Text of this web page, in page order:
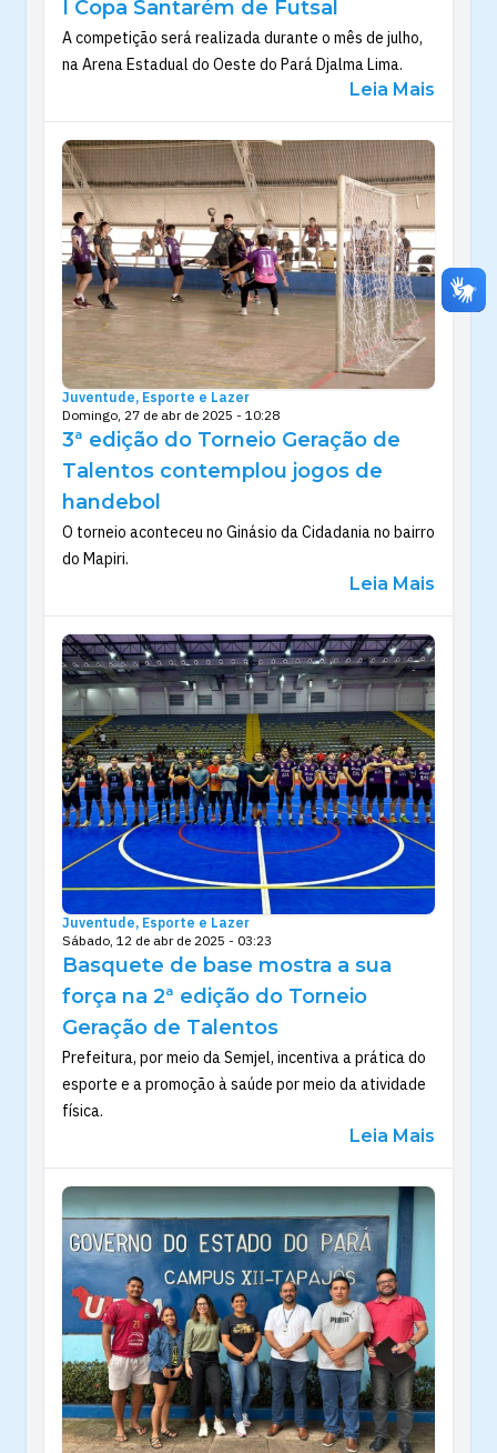
I Copa Santarém de Futsal
A competição será realizada durante o mês de julho,
na Arena Estadual do Oeste do Pará Djalma Lima.
Leia Mais
Juventude, Esporte e Lazer
Domingo, 27 de abr de 2025 - 10:28
3ª edição do Torneio Geração de
Talentos contemplou jogos de
handebol
O torneio aconteceu no Ginásio da Cidadania no bairro
do Mapiri.
Leia Mais
Juventude, Esporte e Lazer
Sábado, 12 de abr de 2025 - 03:23
Basquete de base mostra a sua
força na 2ª edição do Torneio
Geração de Talentos
Prefeitura, por meio da Semjel, incentiva a prática do
esporte e a promoção à saúde por meio da atividade
física.
Leia Mais